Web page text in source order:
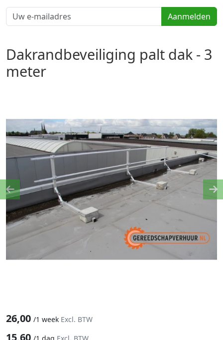
Aanmelden
Dakrandbeveiliging palt dak - 3
meter
15,60 /1 dag Excl. BTW
26,00 /1 week Excl. BTW
Previous